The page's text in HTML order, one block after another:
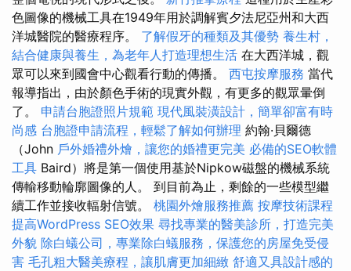
色圖像的機械工具在1949年用於調解賓夕法尼亞州和大西
洋城醫院的醫療程序。 了解假牙的種類及其優勢 養生村，
結合健康與養生，為老年人打造理想生活 在大西洋城，觀
眾可以來到國會中心觀看行動的傳播。 西屯按摩服務 當代
報導指出，由於顏色手術的現實外觀，有更多的觀眾暈倒
了。 申請台胞證照片規範 現代風裝潢設計，簡單卻富有時
尚感 台胞證申請流程，輕鬆了解如何辦理 約翰·貝爾德
（John 戶外婚禮外燴，讓您的婚禮更完美 必備的SEO軟體
工具 Baird）將是第一個使用基於Nipkow磁盤的機械系統
傳輸移動輪廓圖像的人。 到目前為止，剩餘的一些模型繼
續工作並接收輻射信號。 桃園外燴服務推薦 按摩技術課程
提高WordPress SEO效果 尋找專業的醫美診所，打造完美
外貌 除白蟻公司，專業除白蟻服務，保護您的房屋免受侵
害 毛孔粗大醫美療程，讓肌膚更加細緻 舒適又具設計感的